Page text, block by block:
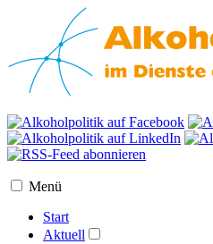
Menü
Start
Aktuell